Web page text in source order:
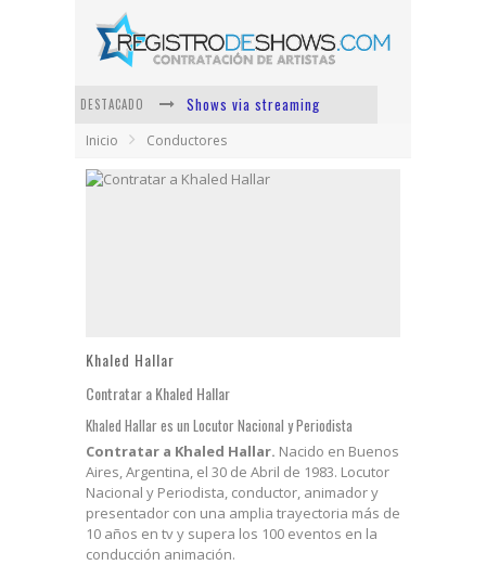
DESTACADO
Shows via streaming
Lit Killah
Nicki Nicole
Inicio Conductores
Khaled Hallar
Contratar a Khaled Hallar
Khaled Hallar es un Locutor Nacional y Periodista
Contratar a Khaled Hallar. Nacido en Buenos
Aires, Argentina, el 30 de Abril de 1983. Locutor
Nacional y Periodista, conductor, animador y
presentador con una amplia trayectoria más de
10 años en tv y supera los 100 eventos en la
conducción animación.